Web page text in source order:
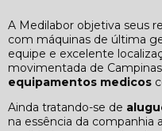
A Medilabor objetiva seus
com máquinas de última
equipe e excelente
movimentada de
equipamentos medicos
Ainda tratando-se de
na essência da